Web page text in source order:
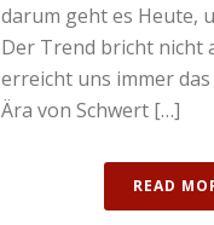
darum geht es Heute,
Der Trend bricht nicht
erreicht uns immer
Ära von Schwert […]
READ